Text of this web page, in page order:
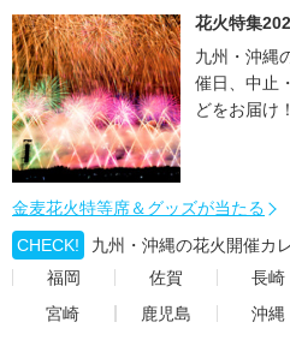
花火特集
九州・沖縄
催日、中止
どをお届け！
金麦花火特等席＆グッズが当たる
CHECK!
九州・沖縄の花火開催カ
福岡
佐賀 長崎
宮崎
鹿児島 沖縄